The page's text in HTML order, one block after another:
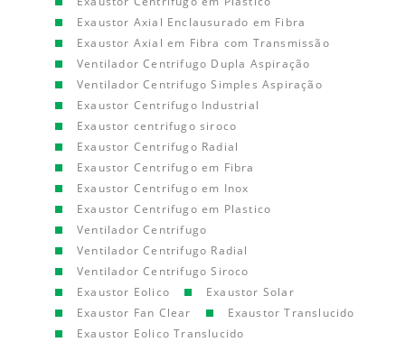
Exaustor Axial Enclausurado em Fibra
Exaustor Axial em Fibra com Transmissão
Ventilador Centrifugo Dupla Aspiração
Ventilador Centrifugo Simples Aspiração
Exaustor Centrifugo Industrial
Exaustor centrifugo siroco
Exaustor Centrifugo Radial
Exaustor Centrifugo em Fibra
Exaustor Centrifugo em Inox
Exaustor Centrifugo em Plastico
Ventilador Centrifugo
Ventilador Centrifugo Radial
Ventilador Centrifugo Siroco
Exaustor Eolico
Exaustor Solar
Exaustor Fan Clear
Exaustor Translucido
Exaustor Eolico Translucido